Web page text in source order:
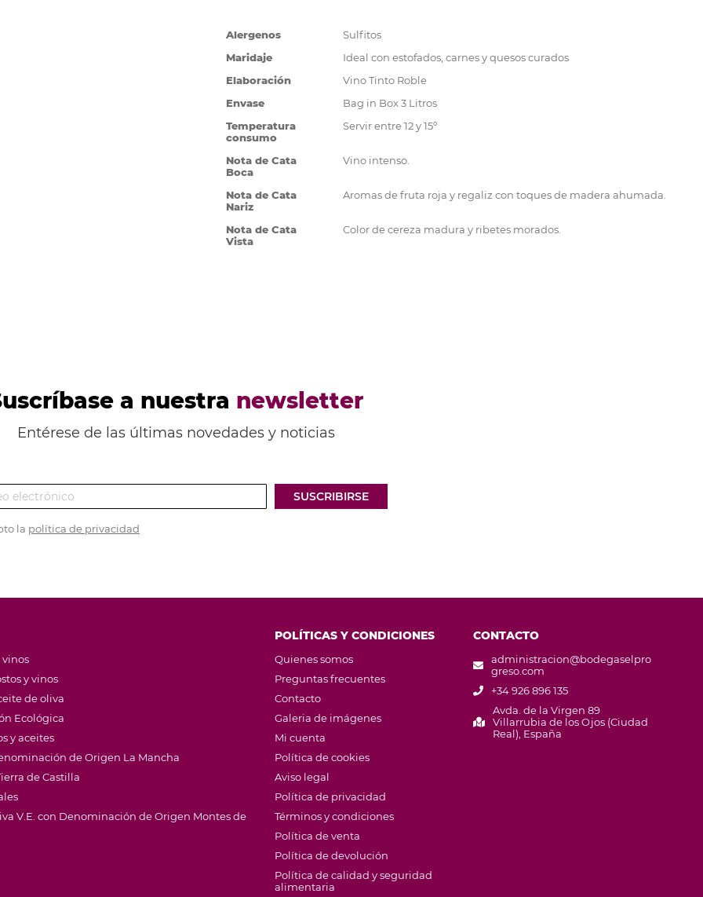
Más
Información
Alergenos
Sulfitos
Maridaje
Ideal con estofados, carnes y quesos curados
Elaboración
Vino Tinto Roble
Envase
Bag in Box 3 Litros
Temperatura
consumo
Servir entre 12 y 15º
Nota de Cata
Boca
Vino intenso.
Nota de Cata
Nariz
Aromas de fruta roja y regaliz con toques de madera ahumada.
Nota de Cata
Vista
Color de cereza madura y ribetes morados.
a nuestra newsletter
Entérese de las últimas novedades y noticias
SUSCRIBIRSE
la política de privacidad
vinos
y vinos
de oliva
Ecológica
y aceites
de Origen La Mancha
de Castilla
V.E. con Denominación de Origen Montes de
POLÍTICAS Y CONDICIONES
Quienes somos
Preguntas frecuentes
Contacto
Galeria de imágenes
Mi cuenta
Política de cookies
Aviso legal
Política de privacidad
Términos y condiciones
Política de venta
Política de devolución
Política de calidad y seguridad
alimentaria
CONTACTO
administracion@bodegaselpro
greso.com
+34 926 896 135
Avda. de la Virgen 89
Villarrubia de los Ojos (Ciudad
Real), España